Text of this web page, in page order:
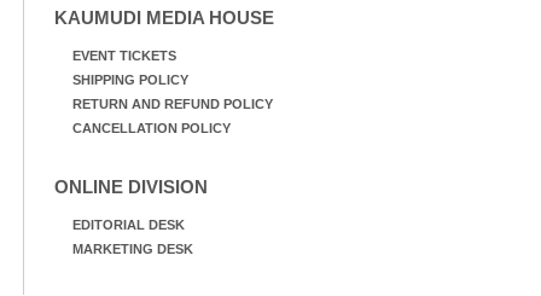
KAUMUDI MEDIA HOUSE
EVENT TICKETS
SHIPPING POLICY
RETURN AND REFUND POLICY
CANCELLATION POLICY
ONLINE DIVISION
EDITORIAL DESK
MARKETING DESK